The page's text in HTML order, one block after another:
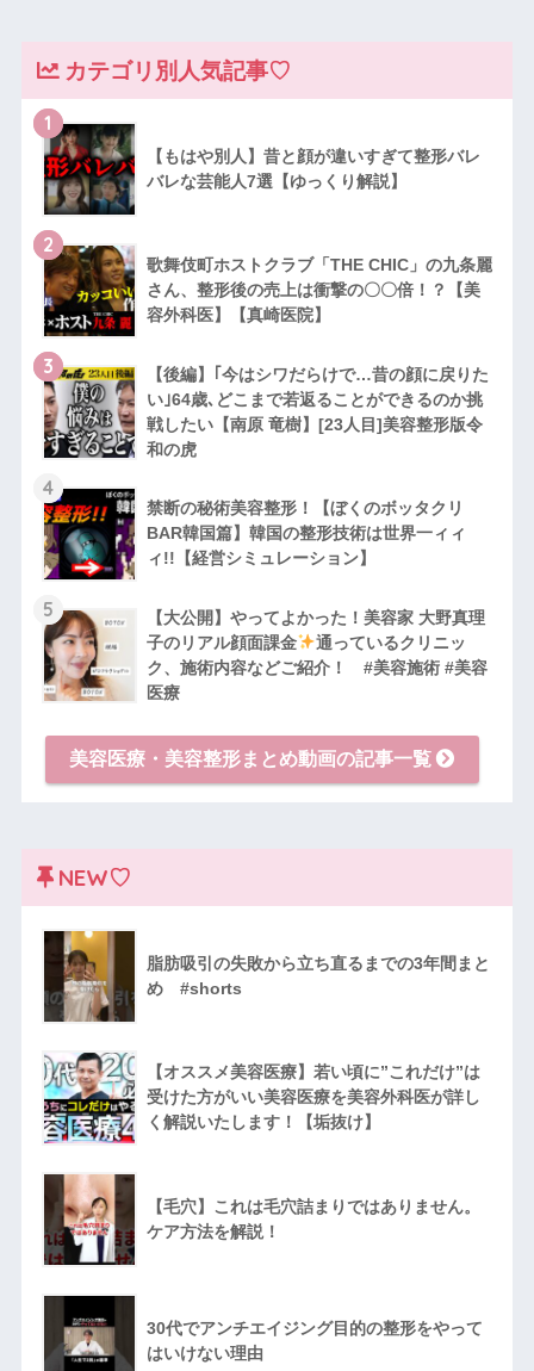
カテゴリ別人気記事♡
1
【もはや別人】昔と顔が違いすぎて整形バレ
バレな芸能人7選【ゆっくり解説】
2
歌舞伎町ホストクラブ「THE CHIC」の九条麗
さん、整形後の売上は衝撃の〇〇倍！？【美
容外科医】【真崎医院】
3
【後編】｢今はシワだらけで…昔の顔に戻りた
い｣64歳､どこまで若返ることができるのか挑
戦したい【南原 竜樹】[23人目]美容整形版令
和の虎
4
禁断の秘術美容整形！【ぼくのボッタクリ
BAR韓国篇】韓国の整形技術は世界一ィィ
ィ!!【経営シミュレーション】
5
【大公開】やってよかった！美容家 大野真理
子のリアル顔面課金
通っているクリニッ
ク、施術内容などご紹介！ #美容施術 #美容
医療
美容医療・美容整形まとめ動画の記事一覧
NEW♡
脂肪吸引の失敗から立ち直るまでの3年間まと
め #shorts
【オススメ美容医療】若い頃に”これだけ”は
受けた方がいい美容医療を美容外科医が詳し
く解説いたします！【垢抜け】
【毛穴】これは毛穴詰まりではありません。
ケア方法を解説！
30代でアンチエイジング目的の整形をやって
はいけない理由